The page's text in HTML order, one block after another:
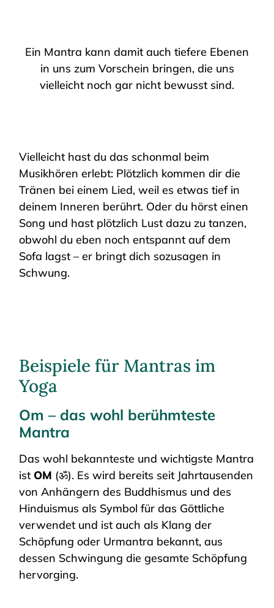
Ein Mantra kann damit auch tiefere Ebenen
in uns zum Vorschein bringen, die uns
vielleicht noch gar nicht bewusst sind.
Vielleicht hast du das schonmal beim
Musikhören erlebt: Plötzlich kommen dir die
Tränen bei einem Lied, weil es etwas tief in
deinem Inneren berührt. Oder du hörst einen
Song und hast plötzlich Lust dazu zu tanzen,
obwohl du eben noch entspannt auf dem
Sofa lagst – er bringt dich sozusagen in
Schwung.
Beispiele für Mantras im
Yoga
Om – das wohl berühmteste
Mantra
Das wohl bekannteste und wichtigste Mantra
ist OM (ॐ). Es wird bereits seit Jahrtausenden
von Anhängern des Buddhismus und des
Hinduismus als Symbol für das Göttliche
verwendet und ist auch als Klang der
Schöpfung oder Urmantra bekannt, aus
dessen Schwingung die gesamte Schöpfung
hervorging.